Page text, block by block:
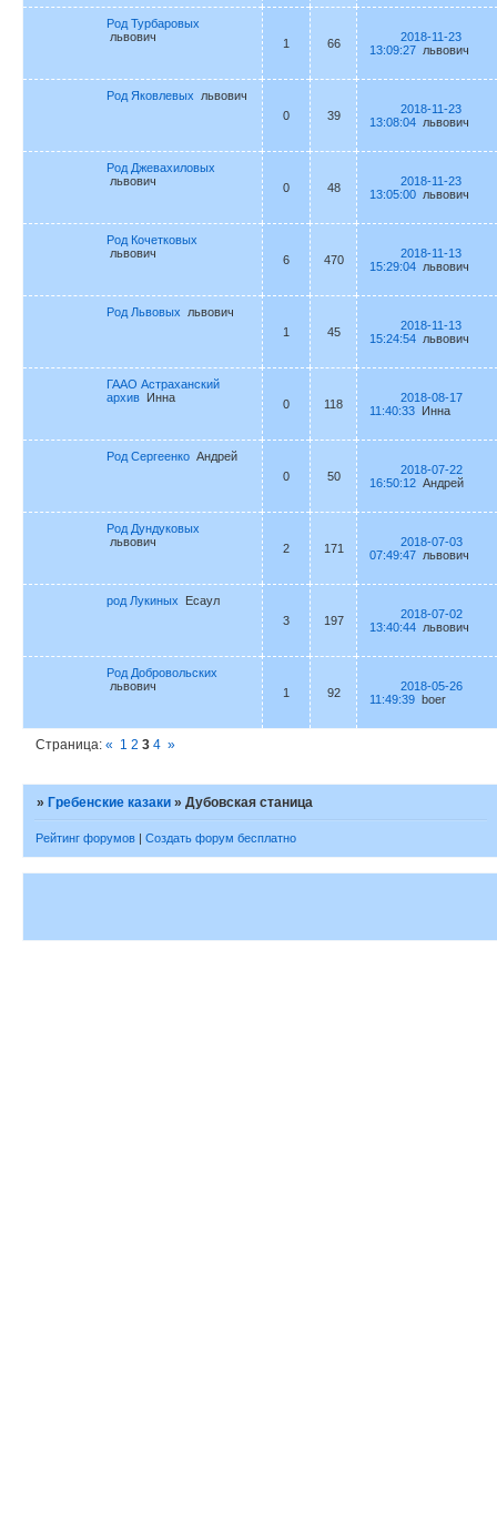
Род Турбаровых
львович
1 66
2018-11-23
13:09:27 львович
Род Яковлевых
львович
0
39
2018-11-23
13:08:04 львович
Род Джевахиловых
львович
0 48
2018-11-23
13:05:00 львович
Род Кочетковых
львович
6 470
2018-11-13
15:29:04 львович
Род Львовых
львович
1
45
2018-11-13
15:24:54 львович
ГААО Астраханский
архив Инна 0 118
2018-08-17
11:40:33 Инна
Род Сергеенко Андрей
0
50
2018-07-22
16:50:12 Андрей
Род Дундуковых
львович
2 171
2018-07-03
07:49:47 львович
род Лукиных
Есаул
3
197
2018-07-02
13:40:44 львович
Род Добровольских
львович
1 92
2018-05-26
11:49:39 boer
Страница:« 1 2 3 4 »
» Гребенские казаки »Дубовская станица
Рейтинг форумов | Создать форум бесплатно